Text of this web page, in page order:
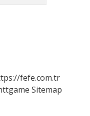
fefe.com.tr
Sitemap